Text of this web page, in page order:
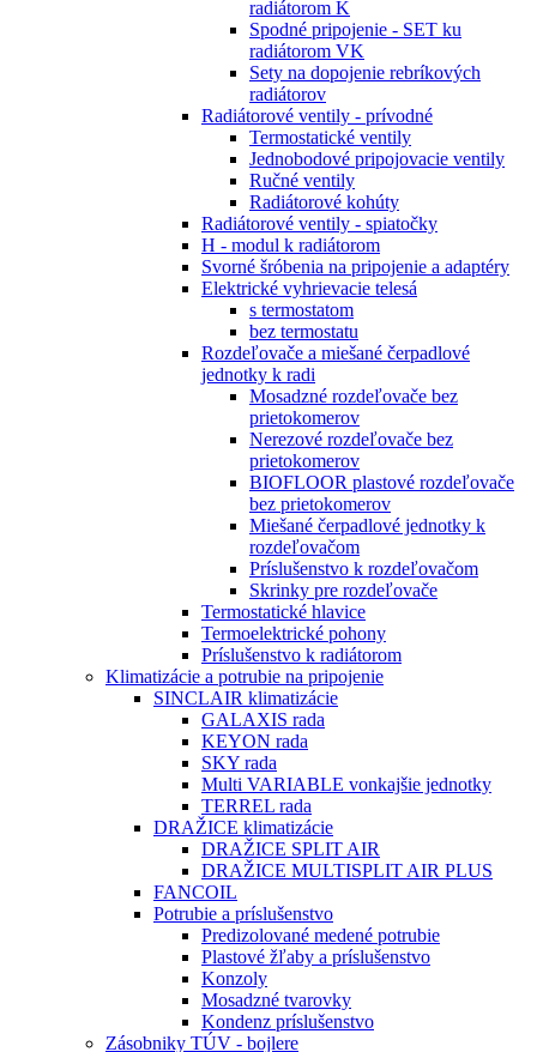
radiátorom K
Spodné pripojenie - SET ku
radiátorom VK
Sety na dopojenie rebríkových
radiátorov
Radiátorové ventily - prívodné
Termostatické ventily
Jednobodové pripojovacie ventily
Ručné ventily
Radiátorové kohúty
Radiátorové ventily - spiatočky
H - modul k radiátorom
Svorné šróbenia na pripojenie a adaptéry
Elektrické vyhrievacie telesá
s termostatom
bez termostatu
Rozdeľovače a miešané čerpadlové
jednotky k radi
Mosadzné rozdeľovače bez
prietokomerov
Nerezové rozdeľovače bez
prietokomerov
BIOFLOOR plastové rozdeľovače
bez prietokomerov
Miešané čerpadlové jednotky k
rozdeľovačom
Príslušenstvo k rozdeľovačom
Skrinky pre rozdeľovače
Termostatické hlavice
Termoelektrické pohony
Príslušenstvo k radiátorom
Klimatizácie a potrubie na pripojenie
SINCLAIR klimatizácie
GALAXIS rada
KEYON rada
SKY rada
Multi VARIABLE vonkajšie jednotky
TERREL rada
DRAŽICE klimatizácie
DRAŽICE SPLIT AIR
DRAŽICE MULTISPLIT AIR PLUS
FANCOIL
Potrubie a príslušenstvo
Predizolované medené potrubie
Plastové žľaby a príslušenstvo
Konzoly
Mosadzné tvarovky
Kondenz príslušenstvo
Zásobniky TÚV - bojlere